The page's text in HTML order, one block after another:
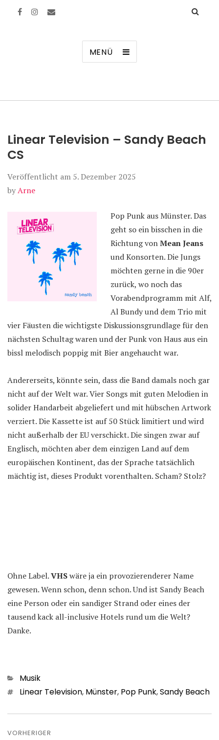
MENÜ
Linear Television – Sandy Beach
CS
Veröffentlicht am 5. Dezember 2025
byArne
Pop Punk aus Münster. Das
geht so ein bisschen in die
Richtung vonMean Jeans
und Konsorten. Die Jungs
möchten gerne in die 90er
zurück, wo noch das
Vorabendprogramm mit Alf,
Al Bundy und dem Trio mit
vier Fäusten die wichtigste Diskussionsgrundlage für den
nächsten Schultag waren und der Punk von Haus aus ein
bissl melodisch poppig mit Bier angehaucht war.
Andererseits, könnte sein, dass die Band damals noch gar
nicht auf der Welt war. Vier Songs mit guten Melodien in
solider Handarbeit abgeliefert und mit hübschen Artwork
verziert. Die Kassette ist auf 50 Stück limitiert und wird
nicht außerhalb der EU verschickt. Die singen zwar auf
Englisch, möchten aber dem einzigen Land auf dem
europäischen Kontinent, das der Sprache tatsächlich
mächtig ist, dieses Produkt vorenthalten. Scham? Stolz?
Ohne Label.VHSwäre ja ein provozierenderer Name
gewesen. Wenn schon, denn schon. Und ist Sandy Beach
eine Person oder ein sandiger Strand oder eines der
tausend kack all-inclusive Hotels rund um die Welt?
Danke.
Kategorien
Musik
Schlagwörter
Linear Television, Münster, Pop Punk,Sandy Beach
VORHERIGER